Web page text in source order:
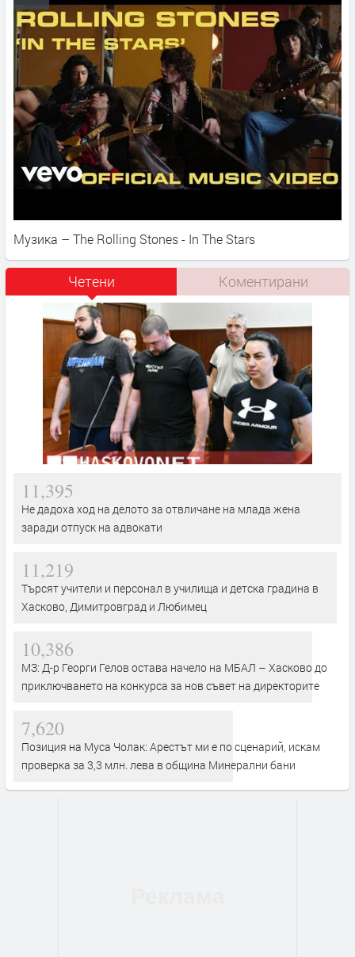
Музика – The Rolling Stones - In The Stars
Четени Коментирани
11,395
Не дадоха ход на делото за отвличане на млада жена
заради отпуск на адвокати
11,219
Търсят учители и персонал в училища и детска градина в
Хасково, Димитровград и Любимец
10,386
МЗ: Д-р Георги Гелов остава начело на МБАЛ – Хасково до
приключването на конкурса за нов съвет на директорите
7,620
Позиция на Муса Чолак: Арестът ми е по сценарий, искам
проверка за 3,3 млн. лева в община Минерални бани